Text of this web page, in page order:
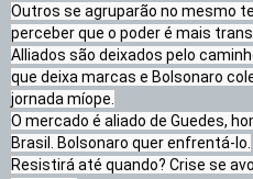
Outros se agruparão no mesmo
perceber que o poder é mais
Alliados são deixados pelo
que deixa marcas e Bolsonaro
jornada míope.
O mercado é aliado de Guedes,
Brasil. Bolsonaro quer enfrentá-lo.
Resistirá até quando? Crise se